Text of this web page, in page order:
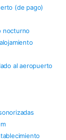
(de pago)
nocturno
al aeropuerto